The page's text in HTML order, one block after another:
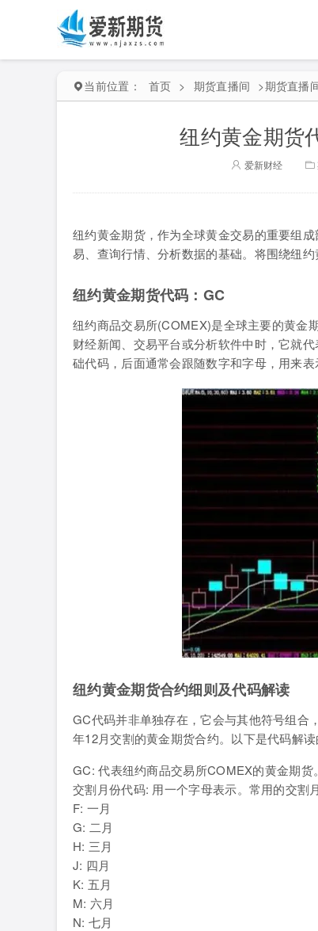
当前位置： 首页 > 期货直播间 >期货直播
纽约黄金期货
爱新财经
纽约黄金期货，作为全球黄金交易的重要组
易、查询行情、分析数据的基础。将围绕纽
纽约黄金期货代码：GC
纽约商品交易所(COMEX)是全球主要的黄金
财经新闻、交易平台或分析软件中时，它就
础代码，后面通常会跟随数字和字母，用来表
纽约黄金期货合约细则及代码解读
GC代码并非单独存在，它会与其他符号组合
年12月交割的黄金期货合约。以下是代码解读
GC: 代表纽约商品交易所COMEX的黄金期货。
交割月份代码: 用一个字母表示。常用的交割
F: 一月
G: 二月
H: 三月
J: 四月
K: 五月
M: 六月
N: 七月